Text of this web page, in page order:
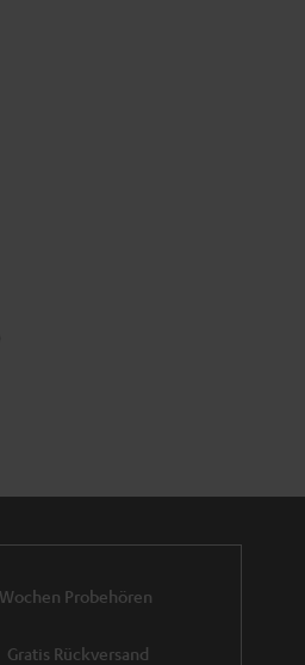
Probehören
Gratis Rückversand